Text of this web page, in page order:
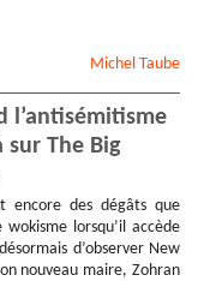
Michel Taube
l’antisémitisme
The Big
encore des dégâts que
lorsqu’il accède
d’observer New
nouveau maire, Zohran